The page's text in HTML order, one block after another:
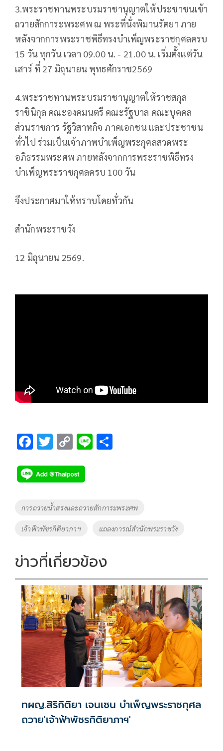
3.พระราชทานพระบรมราชานุญาตให้ประชาชนเข้า
ถวายสักการะพระศพ ณ พระที่นั่งพิมานรัตยา ภาย
หลังจากการพระราชพิธีทรงบำเพ็ญพระราชกุศลครบ
15 วัน ทุกวัน เวลา 09.00 น. - 21.00 น. เริ่มตั้งแต่วัน
เสาร์ ที่ 27 มิถุนายน พุทธศักราช2569
4.พระราชทานพระบรมราชานุญาตให้ราชสกุล
ราชินิกุล คณะองคมนตรี คณะรัฐบาล คณะบุคคล
ส่วนราชการ รัฐวิสาหกิจ ภาคเอกชน และประชาชน
ทั่วไป ร่วมเป็นเจ้าภาพบำเพ็ญพระกุศลสวดพระ
อภิธรรมพระศพ ภายหลังจากการพระราชพิธีทรง
บำเพ็ญพระราชกุศลครบ 100 วัน
จึงประกาศมาให้ทราบโดยทั่วกัน
สำนักพระราชวัง
12 มิถุนายน 2569.
F
e
b
o
o
k
T
tt
er
C
p
y
Li
k
Li
Tags
การถวายน้ำสรงและถวายสักการะพระศพ
เจ้าฟ้าพัชรกิติยาภาฯ แถลงการณ์สำนักพระราชวัง
ข่าวที่เกี่ยวข้อง
ทผญ.สิริกิติยา เจนเซน บำเพ็ญพระราชกุศล
ถวาย'เจ้าฟ้าพัชรกิติยาภาฯ'